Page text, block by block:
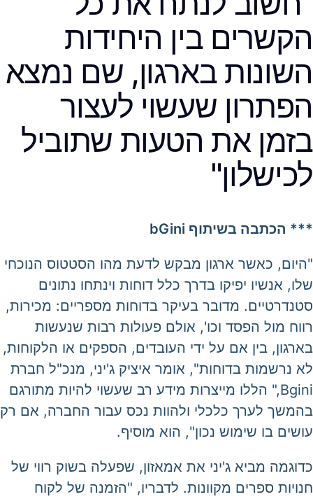
הקשרים בין היחידות
השונות בארגון, שם נמצא
הפתרון שעשוי לעצור
בזמן את הטעות שתוביל
לכישלון"
*** הכתבה בשיתוף bGini
"היום, כאשר ארגון מבקש לדעת מהו הסטטוס הנוכחי
שלו, אנשיו יפיקו בדרך כלל דוחות וינתחו נתונים
סטנדרטיים. מדובר בעיקר בדוחות מספריים: מכירות,
רווח מול הפסד וכו', אולם פעולות רבות שנעשות
בארגון, בין אם על ידי העובדים, הספקים או הלקוחות,
לא נרשמות בדוחות", אומר איציק ג'יני, מנכ"ל חברת
Bgini," הללו מייצרות מידע רב שעשוי להיות מתורגם
בהמשך לערך כלכלי ולהוות נכס עבור החברה, אם רק
עושים בו שימוש נכון", הוא מוסיף.
כדוגמה מביא ג'יני את אמאזון, שפעלה בשוק רווי של
חנויות ספרים מקוונות. לדבריו, "הזמנה של לקוח